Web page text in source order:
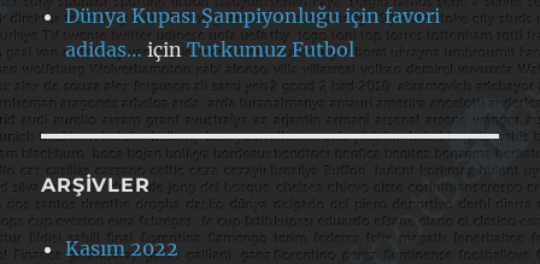
Dünya Kupası Şampiyonluğu için favori
adidas… içinTutkumuz Futbol
ARŞIVLER
Kasım 2022